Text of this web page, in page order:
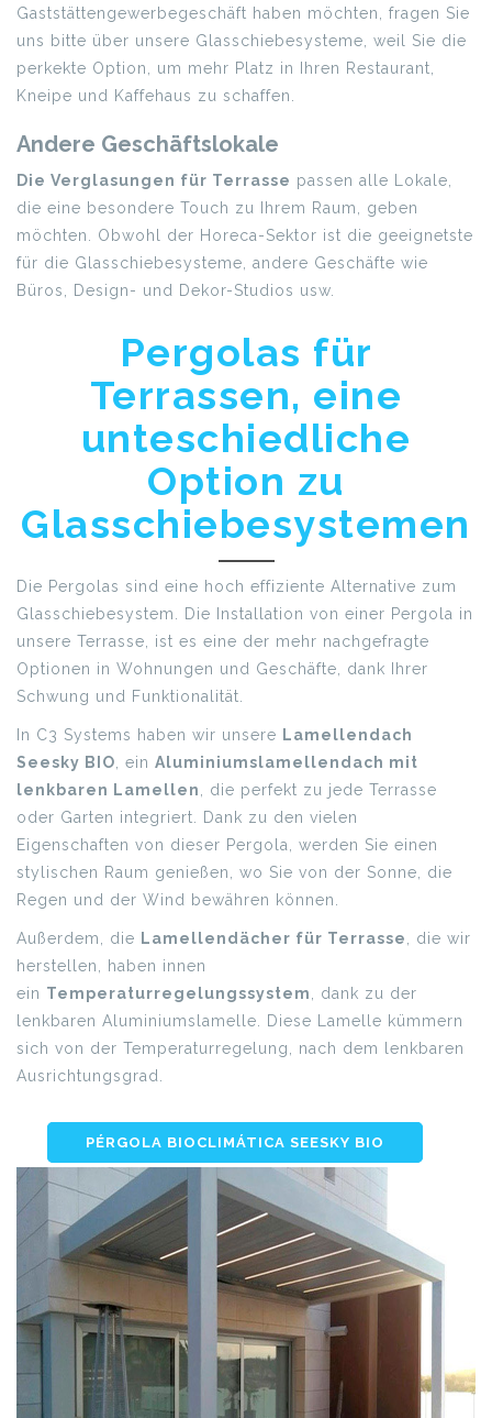
Gaststättengewerbegeschäft haben möchten, fragen Sie
uns bitte über unsere Glasschiebesysteme, weil Sie die
perkekte Option, um mehr Platz in Ihren Restaurant,
Kneipe und Kaffehaus zu schaffen.
Andere Geschäftslokale
Die Verglasungen für Terrasse passen alle Lokale,
die eine besondere Touch zu Ihrem Raum, geben
möchten. Obwohl der Horeca-Sektor ist die geeignetste
für die Glasschiebesysteme, andere Geschäfte wie
Büros, Design- und Dekor-Studios usw.
Pergolas für
Terrassen, eine
unteschiedliche
Option zu
Glasschiebesystemen
Die Pergolas sind eine hoch effiziente Alternative zum
Glasschiebesystem. Die Installation von einer Pergola in
unsere Terrasse, ist es eine der mehr nachgefragte
Optionen in Wohnungen und Geschäfte, dank Ihrer
Schwung und Funktionalität.
In C3 Systems haben wir unsere Lamellendach
Seesky BIO , ein Aluminiumslamellendach mit
lenkbaren Lamellen
, die perfekt zu jede Terrasse
oder Garten integriert. Dank zu den vielen
Eigenschaften von dieser Pergola, werden Sie einen
stylischen Raum genießen, wo Sie von der Sonne, die
Regen und der Wind bewähren können.
Außerdem, die Lamellendächer für Terrasse
, die wir
herstellen, haben innen
ein Temperaturregelungssystem
, dank zu der
lenkbaren Aluminiumslamelle. Diese Lamelle kümmern
sich von der Temperaturregelung, nach dem lenkbaren
Ausrichtungsgrad.
PÉRGOLA BIOCLIMÁTICA SEESKY BIO